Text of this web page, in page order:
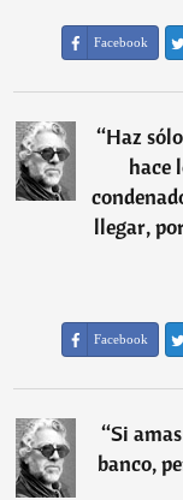
Facebook
“Haz
hace
llegar,
Facebook
“Si
banco,